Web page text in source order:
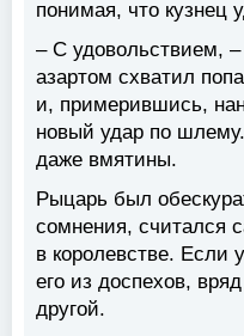
понимая, что кузнец
– С удовольствием, –
азартом схватил
и, примерившись,
новый удар по
даже вмятины.
Рыцарь был
сомнения, считался
в королевстве. Если
его из доспехов,
другой.